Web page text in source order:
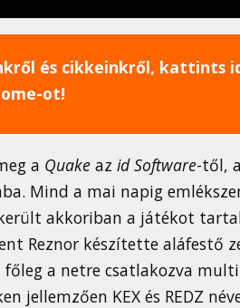
és cikkeinkről, kattints
ot!
a Quake az id Software-től,
Mind a mai napig
akkoriban a játékot
Reznor készítette aláfestő
a netre csatlakozva
jellemzően KEX és REDZ